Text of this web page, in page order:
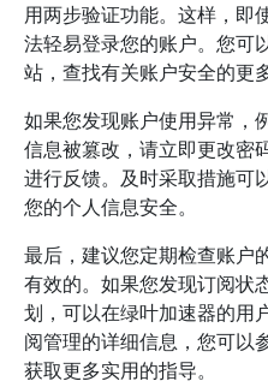
用两步验证功能。这样，即
法轻易登录您的账户。您可
站，查找有关账户安全的更
如果您发现账户使用异常，
信息被篡改，请立即更改密
进行反馈。及时采取措施可
您的个人信息安全。
最后，建议您定期检查账户
有效的。如果您发现订阅状
划，可以在绿叶加速器的用
阅管理的详细信息，您可以
获取更多实用的指导。